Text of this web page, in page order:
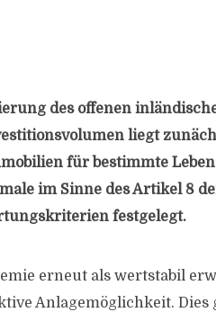
des offenen
liegt
für bestimmte
im Sinne des Artikel 8
festgelegt.
erneut als wertstabil
Anlagemöglichkeit. Dies